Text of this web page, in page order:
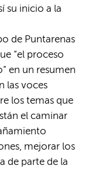
su inicio a la
de Puntarenas
“el proceso
en un resumen
las voces
los temas que
el caminar
mejorar los
de parte de la